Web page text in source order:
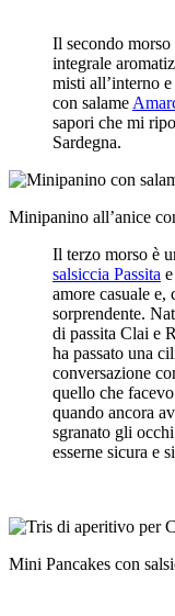
Il secondo
integrale
misti all’interno
con salame
sapori che mi
Sardegna.
Minipanino all’anice
Il terzo morso è
salsiccia Passita e
amore casuale
sorprendente.
di passita Clai e
ha passato una
conversazione
quello che
quando ancora
sgranato gli
esserne sicura e
Mini Pancakes con